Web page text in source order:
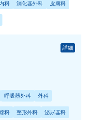
科 消化器外科 皮膚科
詳細
呼吸器外科 外科
科 整形外科 泌尿器科